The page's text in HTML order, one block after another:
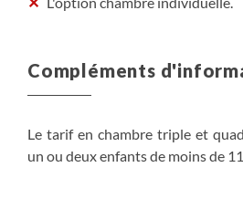
Compléments
Le tarif en chambre triple et
un ou deux enfants de moins de